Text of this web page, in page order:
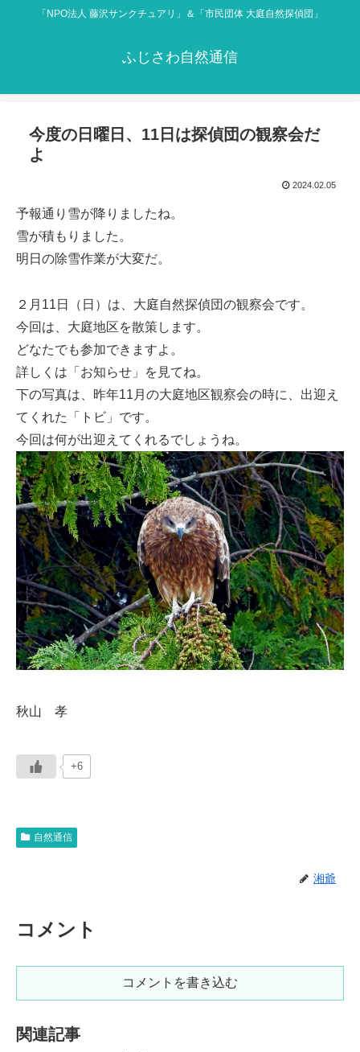
「NPO法人 藤沢サンクチュアリ」＆「市民団体 大庭自然探偵団」
ふじさわ自然通信
今度の日曜日、11日は探偵団の観察会だ
よ
2024.02.05
予報通り雪が降りましたね。
雪が積もりました。
明日の除雪作業が大変だ。
２月11日（日）は、大庭自然探偵団の観察会です。
今回は、大庭地区を散策します。
どなたでも参加できますよ。
詳しくは「お知らせ」を見てね。
下の写真は、昨年11月の大庭地区観察会の時に、出迎え
てくれた「トビ」です。
今回は何が出迎えてくれるでしょうね。
秋山 孝
+6
自然通信
湘爺
コメント
コメントを書き込む
関連記事